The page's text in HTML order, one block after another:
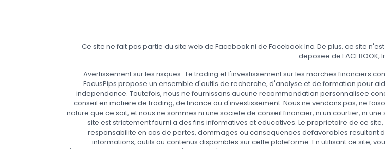
Ce site ne fait pas partie du site web de Facebook ni de Facebook Inc. De plus, ce site
deposee de FACEBOOK,
Avertissement sur les risques : Le trading et l'investissement sur les marches financiers
FocusPips propose un ensemble d'outils de recherche, d'analyse et de formation pour
independance. Toutefois, nous ne fournissons aucune recommandation personnalisee
conseil en matiere de trading, de finance ou d'investissement. Nous ne vendons pas, ne
nature que ce soit, et nous ne sommes ni une societe de conseil financier, ni un courtier, ni
site est strictement fourni a des fins informatives et educatives. Le proprietaire de ce
responsabilite en cas de pertes, dommages ou consequences defavorables resultant
informations, outils ou contenus disponibles sur cette plateforme. En utilisant ce site,